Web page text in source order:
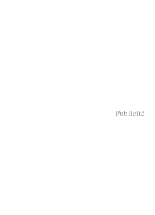
Publicité